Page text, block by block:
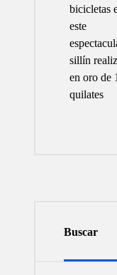
bicicletas
este
sillín
en oro de
quilates
Buscar